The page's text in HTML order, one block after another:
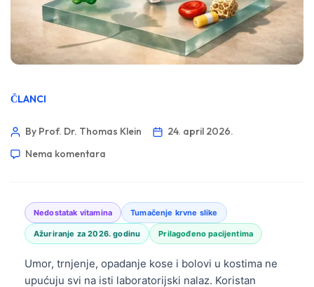
ČLANCI
By Prof. Dr. Thomas Klein
24. april 2026.
Nema komentara
Nedostatak vitamina Tumačenje krvne slike
Ažuriranje za 2026. godinu Prilagođeno pacijentima
Umor, trnjenje, opadanje kose i bolovi u kostima ne
upućuju svi na isti laboratorijski nalaz. Koristan